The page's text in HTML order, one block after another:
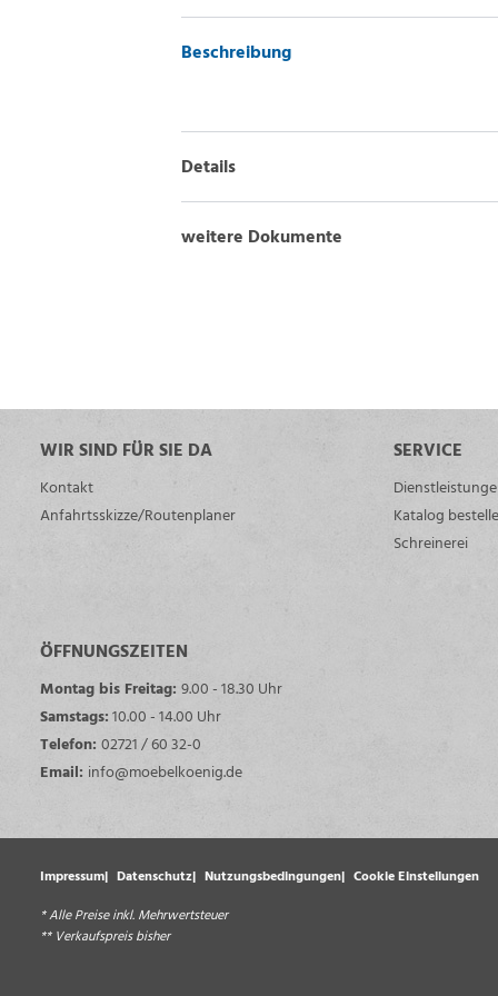
Beschreibung
Details
weitere Dokumente
WIR SIND FÜR SIE DA
Kontakt
Anfahrtsskizze/Routenplaner
SERVICE
Katalog
Schreinerei
ÖFFNUNGSZEITEN
Montag bis Freitag: 9.00 - 18.30 Uhr
Samstags:10.00 - 14.00 Uhr
Telefon: 02721 / 60 32-0
Email: info@moebelkoenig.de
Impressum Datenschutz Nutzungsbedingungen
Cookie Einstellungen
* Alle Preise inkl. Mehrwertsteuer
** Verkaufspreis bisher